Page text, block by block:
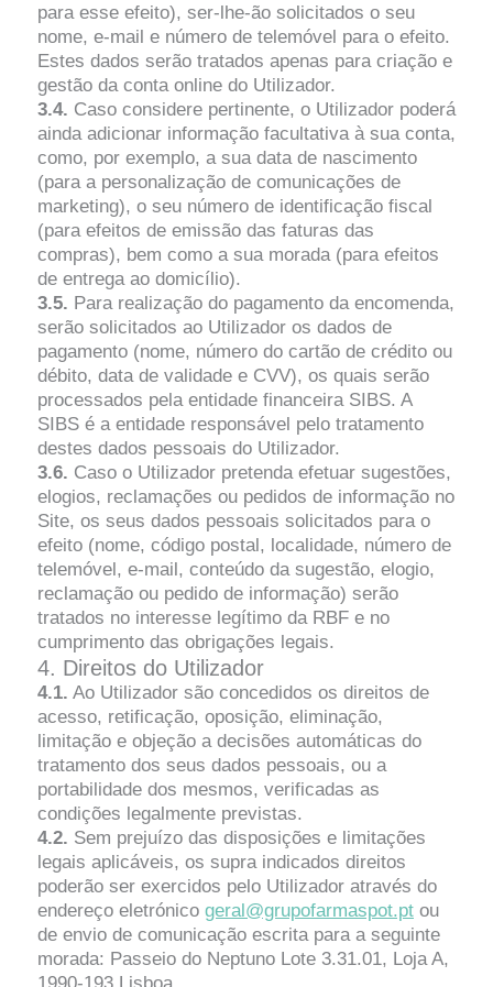
para esse efeito), ser-lhe-ão solicitados o seu
nome, e-mail e número de telemóvel para o efeito.
Estes dados serão tratados apenas para criação e
gestão da conta online do Utilizador.
3.4. Caso considere pertinente, o Utilizador poderá
ainda adicionar informação facultativa à sua conta,
como, por exemplo, a sua data de nascimento
(para a personalização de comunicações de
marketing), o seu número de identificação fiscal
(para efeitos de emissão das faturas das
compras), bem como a sua morada (para efeitos
de entrega ao domicílio).
3.5. Para realização do pagamento da encomenda,
serão solicitados ao Utilizador os dados de
pagamento (nome, número do cartão de crédito ou
débito, data de validade e CVV), os quais serão
processados pela entidade financeira SIBS. A
SIBS é a entidade responsável pelo tratamento
destes dados pessoais do Utilizador.
3.6. Caso o Utilizador pretenda efetuar sugestões,
elogios, reclamações ou pedidos de informação no
Site, os seus dados pessoais solicitados para o
efeito (nome, código postal, localidade, número de
telemóvel, e-mail, conteúdo da sugestão, elogio,
reclamação ou pedido de informação) serão
tratados no interesse legítimo da RBF e no
cumprimento das obrigações legais.
4. Direitos do Utilizador
4.1. Ao Utilizador são concedidos os direitos de
acesso, retificação, oposição, eliminação,
limitação e objeção a decisões automáticas do
tratamento dos seus dados pessoais, ou a
portabilidade dos mesmos, verificadas as
condições legalmente previstas.
4.2. Sem prejuízo das disposições e limitações
legais aplicáveis, os supra indicados direitos
poderão ser exercidos pelo Utilizador através do
endereço eletrónico geral@grupofarmaspot.pt ou
de envio de comunicação escrita para a seguinte
morada: Passeio do Neptuno Lote 3.31.01, Loja A,
1990-193 Lisboa.